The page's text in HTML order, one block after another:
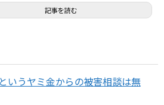
記事を読む
いうヤミ金からの被害相談は無